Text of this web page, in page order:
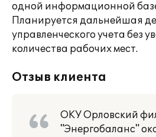
одной информационной
Планируется дальнейшая
управленческого учета без
количества рабочих мест.
Отзыв клиента
ОКУ Орловский
"Энергобаланс"